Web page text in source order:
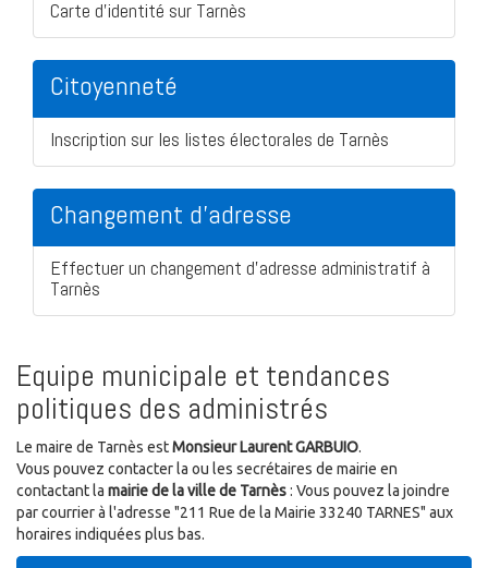
Carte d'identité sur Tarnès
Citoyenneté
Inscription sur les listes électorales de Tarnès
Changement d'adresse
Effectuer un changement d'adresse administratif à
Tarnès
Equipe municipale et tendances
politiques des administrés
Le maire de Tarnès estMonsieur Laurent GARBUIO.
Vous pouvez contacter la ou les secrétaires de mairie en
contactant la mairie de la ville de Tarnès: Vous pouvez la joindre
par courrier à l'adresse "211 Rue de la Mairie 33240 TARNES" aux
horaires indiquées plus bas.